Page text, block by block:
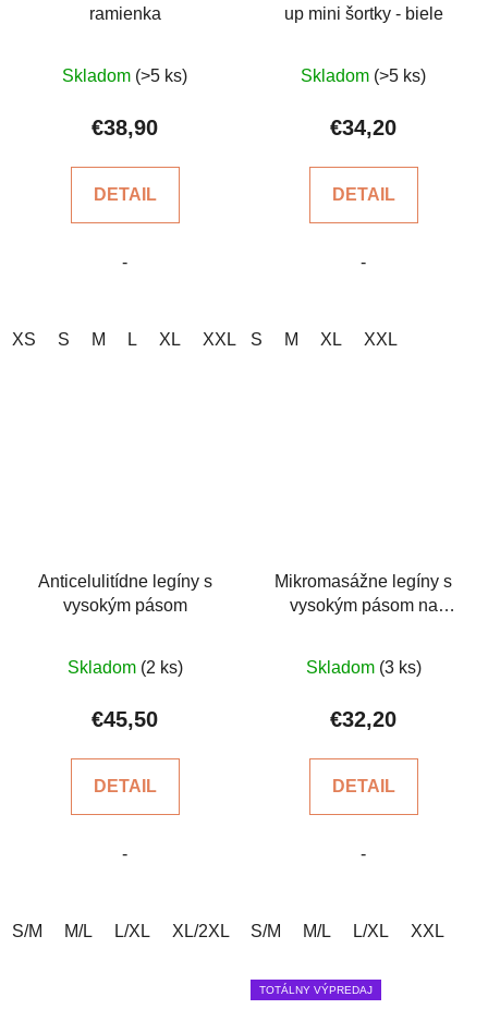
ramienka
hodnotenie
produktu
z
hviezdičiek.
Skladom (>5 ks)
€38,90
DETAIL
-
XS S M L XL XXL
up mini šortky - biele
hodnotenie
produktu
z
hviezdičiek.
Skladom (>5 ks)
€34,20
DETAIL
-
S M XL XXL
Anticelulitídne legíny s
vysokým pásom
hodnotenie
produktu
z
hviezdičiek.
Skladom (2 ks)
€45,50
DETAIL
-
S/M M/L L/XL XL/2XL 2XL/3XL 3XL/4XL 4XL/
Mikromasážne legíny s
vysokým pásom na
hodnotenie
produktu
z
hviezdičiek.
Skladom (3 ks)
€32,20
DETAIL
-
S/M M/L L/XL XXL
TOTÁLNY VÝPREDAJ